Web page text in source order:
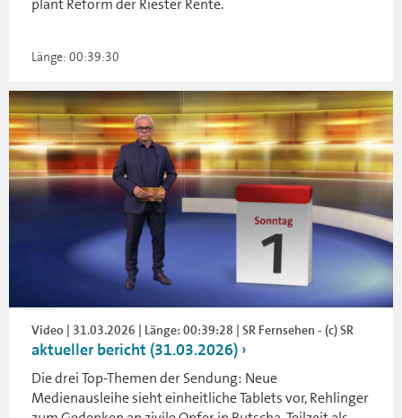
plant Reform der Riester Rente.
Länge: 00:39:30
Video | 31.03.2026 | Länge: 00:39:28 | SR Fernsehen - (c) SR
aktueller bericht (31.03.2026)
Die drei Top-Themen der Sendung: Neue
Medienausleihe sieht einheitliche Tablets vor, Rehlinger